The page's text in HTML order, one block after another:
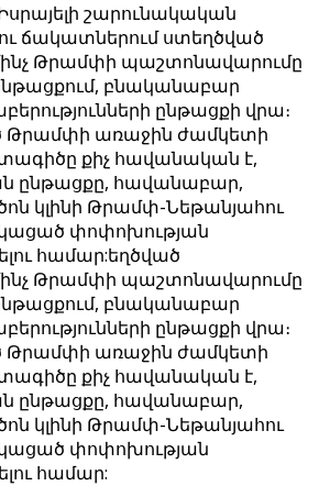
շարունակական
ճակատներում ստեղծված
Թրամփի պաշտոնավարումը
բնականաբար
ընթացքի վրա։
Թրամփի առաջին ժամկետի
քիչ հավանական է,
ընթացքը, հավանաբար,
կլինի Թրամփ-Նեթանյահու
փոփոխության
համար:եղծված
Թրամփի պաշտոնավարումը
բնականաբար
ընթացքի վրա։
Թրամփի առաջին ժամկետի
քիչ հավանական է,
ընթացքը, հավանաբար,
կլինի Թրամփ-Նեթանյահու
փոփոխության
համար: